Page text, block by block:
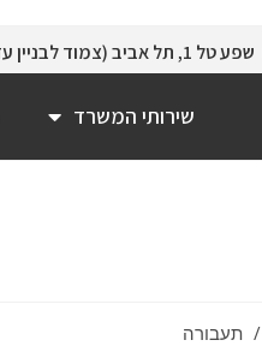
שפע טל 1, תל אביב (צמוד לבניין עזריאלי)
שירותי המשרד
/ תעבורה